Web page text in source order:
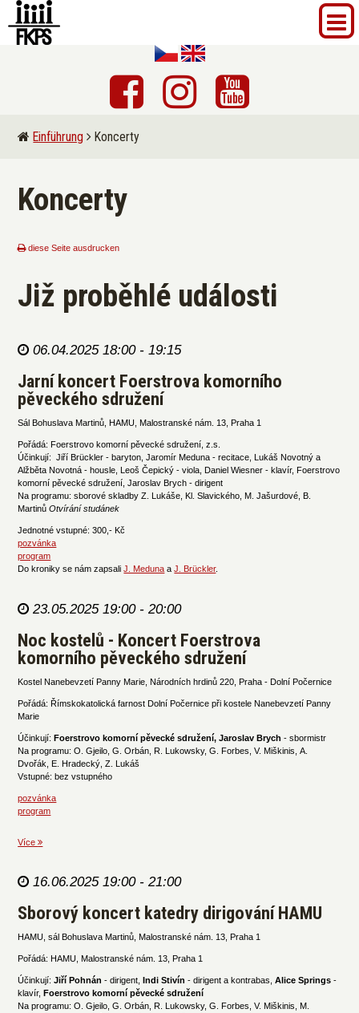
Einführung Koncerty
Koncerty
diese Seite ausdrucken
Již proběhlé události
06.04.2025 18:00 - 19:15
Jarní koncert Foerstrova komorního
pěveckého sdružení
Sál Bohuslava Martinů, HAMU, Malostranské nám. 13, Praha 1
Pořádá: Foerstrovo komorní pěvecké sdružení, z.s.
Účinkují: Jiří Brückler - baryton, Jaromír Meduna - recitace, Lukáš Novotný a
Alžběta Novotná - housle, Leoš Čepický - viola, Daniel Wiesner - klavír, Foerstrovo
komorní pěvecké sdružení, Jaroslav Brych - dirigent
Na programu: sborové skladby Z. Lukáše, Kl. Slavického, M. Jašurdové, B.
Martinů Otvírání studánek
Jednotné vstupné: 300,- Kč
pozvánka
program
Do kroniky se nám zapsaliJ. Meduna aJ. Brückler.
23.05.2025 19:00 - 20:00
Noc kostelů - Koncert Foerstrova
komorního pěveckého sdružení
Kostel Nanebevzetí Panny Marie, Národních hrdinů 220, Praha - Dolní Počernice
Pořádá: Římskokatolická farnost Dolní Počernice při kostele Nanebevzetí Panny
Marie
Účinkují: Foerstrovo komorní pěvecké sdružení, Jaroslav Brych - sbormistr
Na programu: O. Gjeilo, G. Orbán, R. Lukowsky, G. Forbes, V. Miškinis, A.
Dvořák, E. Hradecký, Z. Lukáš
Vstupné: bez vstupného
pozvánka
program
Více
16.06.2025 19:00 - 21:00
Sborový koncert katedry dirigování HAMU
HAMU, sál Bohuslava Martinů, Malostranské nám. 13, Praha 1
Pořádá: HAMU, Malostranské nám. 13, Praha 1
Účinkují: Jiří Pohnán - dirigent, Indi Stivín - dirigent a kontrabas,Alice Springs -
klavír, Foerstrovo komorní pěvecké sdružení
Na programu: O. Gjeilo, G. Orbán, R. Lukowsky, G. Forbes, V. Miškinis, M.